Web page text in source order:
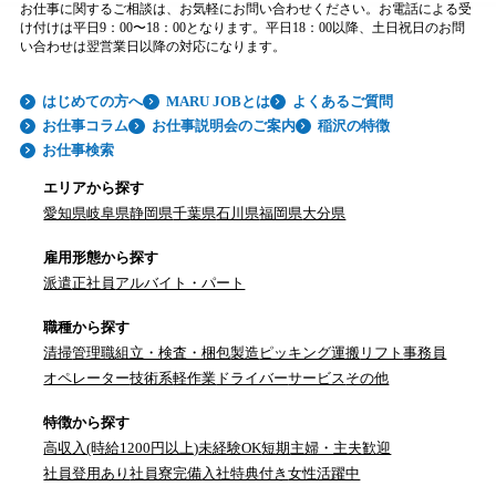
お仕事に関するご相談は、お気軽にお問い合わせください。お電話による受
け付けは平日9：00〜18：00となります。平日18：00以降、土日祝日のお問
い合わせは翌営業日以降の対応になります。
はじめての方へ MARU JOBとは
よくあるご質問
お仕事コラム
お仕事説明会のご案内
稲沢の特徴
お仕事検索
エリアから探す
愛知県岐阜県静岡県千葉県石川県福岡県大分県
雇用形態から探す
派遣正社員 アルバイト・パート
職種から探す
清掃管理職組立・検査・梱包製造 ピッキング運搬 リフト事務員
オペレーター技術系軽作業 ドライバーサービス その他
特徴から探す
高収入(時給1200円以上)未経験OK短期主婦・主夫歓迎
社員登用あり社員寮完備 入社特典付き女性活躍中